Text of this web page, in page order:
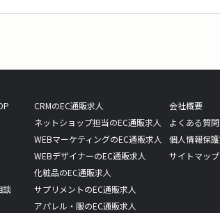
談
CRMのEC通販求人
ネットショップ担当のEC通販求人
WEBマーケティングのEC通販求人
WEBデザイナーのEC通販求人
化粧品のEC通販求人
サプリメントのEC通販求人
アパレル・服のEC通販求人
会社概要
よくある質問
個人情報保
サイトマップ